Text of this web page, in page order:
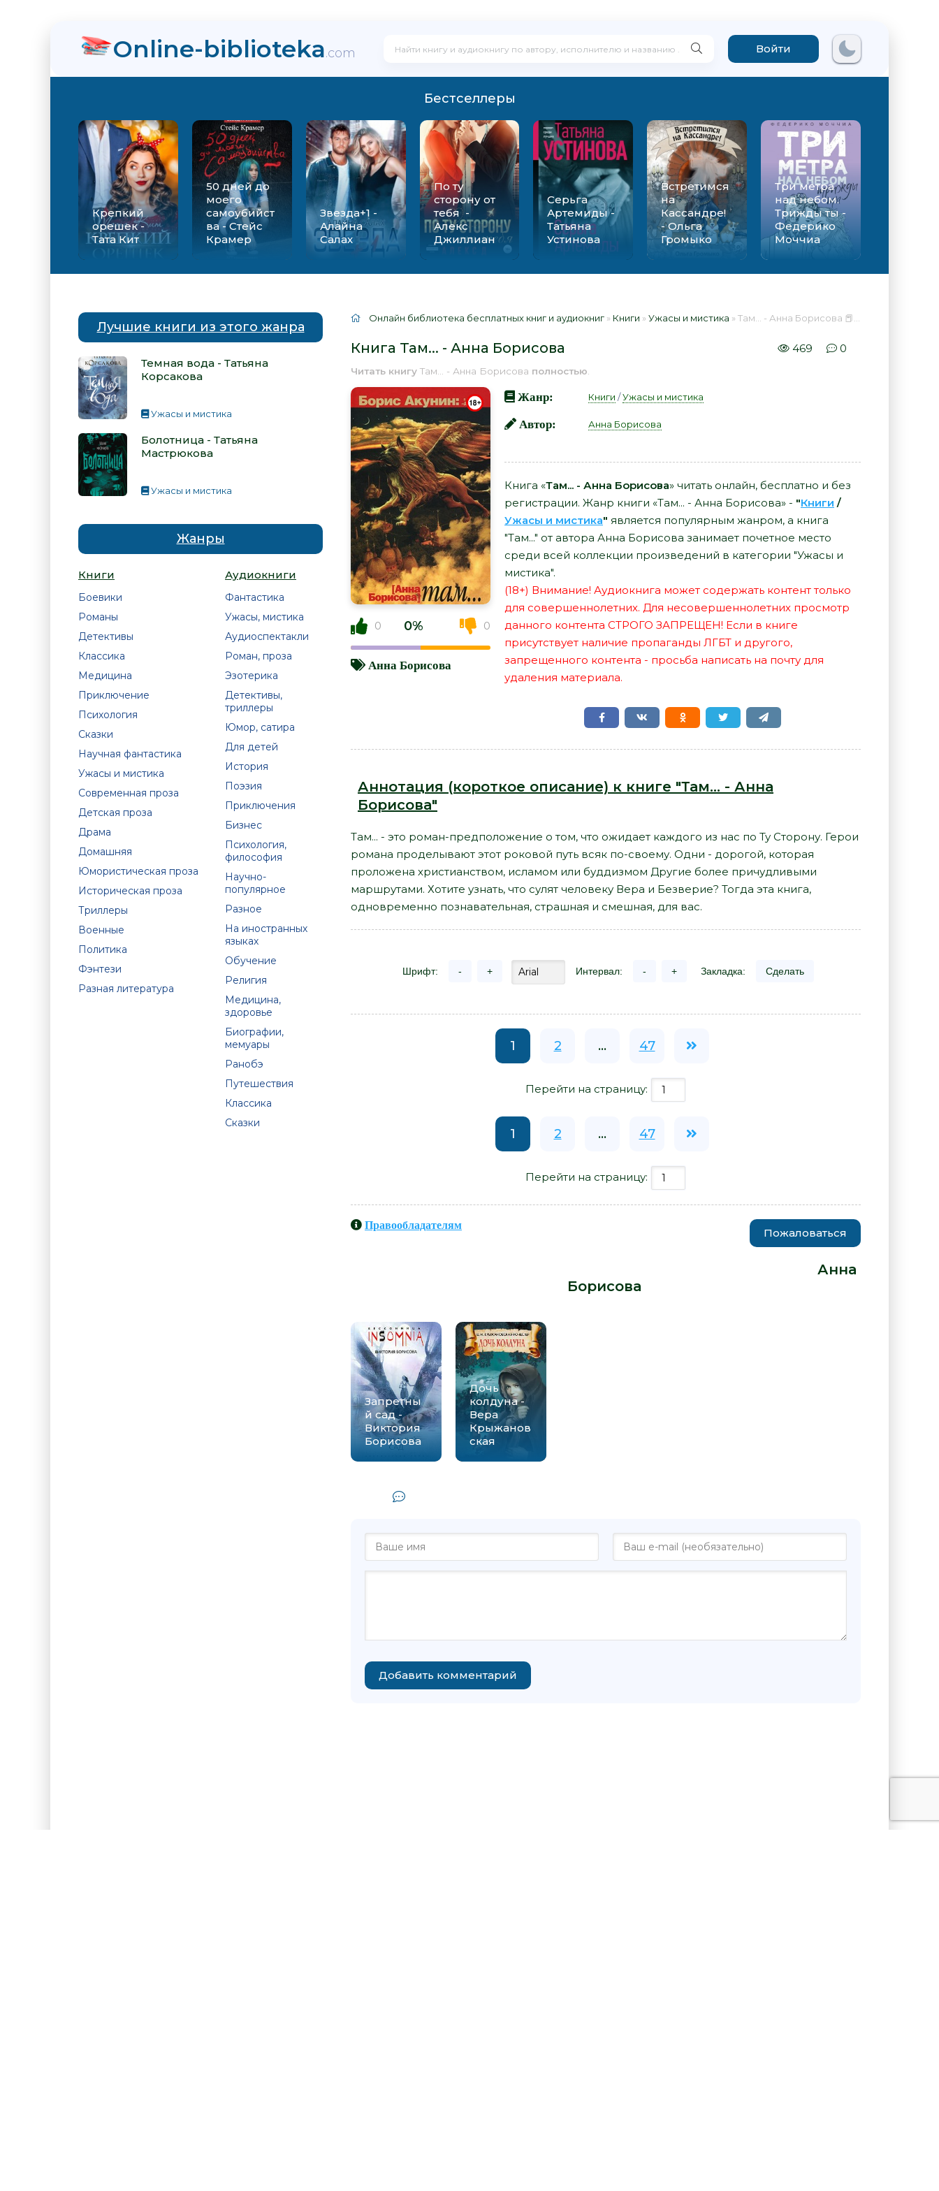
Online-biblioteka.com Войти
Бестселлеры
Крепкий
орешек -
Тата Кит
50 дней до
моего
самоубийст
ва - Стейс
Крамер
Звезда+1 -
Алайна
Салах
По ту
сторону от
тебя -
Алекс
Джиллиан
Серьга
Артемиды -
Татьяна
Устинова
Встретимся
на
Кассандре!
- Ольга
Громыко
Три метра
над небом.
Трижды ты -
Федерико
Моччиа
Лучшие книги из этого жанра
Темная вода - Татьяна
Корсакова
Ужасы и мистика
Болотница - Татьяна
Мастрюкова
Ужасы и мистика
Жанры
Книги
Боевики
Романы
Детективы
Классика
Медицина
Приключение
Психология
Сказки
Научная фантастика
Ужасы и мистика
Современная проза
Детская проза
Драма
Домашняя
Юмористическая проза
Историческая проза
Триллеры
Военные
Политика
Фэнтези
Разная литература
Аудиокниги
Фантастика
Ужасы, мистика
Аудиоспектакли
Роман, проза
Эзотерика
Детективы,
триллеры
Юмор, сатира
Для детей
История
Поэзия
Приключения
Бизнес
Психология,
философия
Научно-
популярное
Разное
На иностранных
языках
Обучение
Религия
Медицина,
здоровье
Биографии,
мемуары
Ранобэ
Путешествия
Классика
Сказки
Онлайн библиотека бесплатных книг и аудиокниг » Книги »Ужасы и мистика » Там... - Анна Борисова 📕 - Книга онлайн бесплатно
Книга Там... - Анна Борисова 469 0
Читать книгу Там... - Анна Борисова полностью
0 0% 0
Анна Борисова
Жанр: Книги /Ужасы и мистика
Автор: Анна Борисова
Книга «Там... - Анна Борисова» читать онлайн, бесплатно и без
регистрации. Жанр книги «Там... - Анна Борисова» - "Книги /
Ужасы и мистика" является популярным жанром, а книга
"Там..." от автора Анна Борисова занимает почетное место
среди всей коллекции произведений в категории "Ужасы и
мистика".
(18+) Внимание! Аудиокнига может содержать контент только
для совершеннолетних. Для несовершеннолетних просмотр
данного контента СТРОГО ЗАПРЕЩЕН! Если в книге
присутствует наличие пропаганды ЛГБТ и другого,
запрещенного контента - просьба написать на почту для
удаления материала.
Аннотация (короткое описание) к книге "Там... - Анна
Борисова"
Там... - это роман-предположение о том, что ожидает каждого из нас по Ту Сторону. Герои
романа проделывают этот роковой путь всяк по-своему. Одни - дорогой, которая
проложена христианством, исламом или буддизмом Другие более причудливыми
маршрутами. Хотите узнать, что сулят человеку Вера и Безверие? Тогда эта книга,
одновременно познавательная, страшная и смешная, для вас.
Шрифт: - + Интервал: - + Закладка: Сделать
1 2 ... 47
Перейти на страницу:
1 2 ... 47
Перейти на страницу:
Правообладателям
Пожаловаться
Анна
Борисова
Запретны
й сад -
Виктория
Борисова
Дочь
колдуна -
Вера
Крыжанов
ская
Добавить комментарий